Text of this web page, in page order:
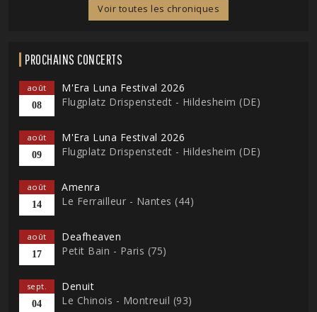
Voir toutes les chroniques
PROCHAINS CONCERTS
août
08
M'Era Luna Festival 2026
Flugplatz Drispenstedt - Hildesheim (DE)
août
09
M'Era Luna Festival 2026
Flugplatz Drispenstedt - Hildesheim (DE)
août
14
Amenra
Le Ferrailleur - Nantes (44)
août
17
Deafheaven
Petit Bain - Paris (75)
sept.
04
Denuit
Le Chinois - Montreuil (93)